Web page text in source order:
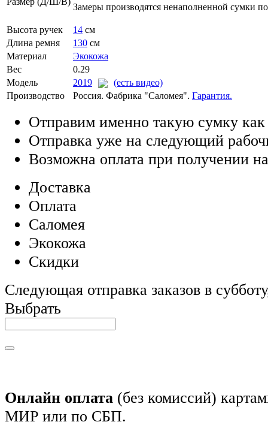
Замеры производятся ненаполненной сумки
Высота ручек 14 см
Длина ремня
130 см
Материал
Экокожа
Вес
0.29
Модель
2019
(есть видео)
Производство
Россия. Фабрика "Саломея". Гарантия.
Отправим именно такую сумку
Отправка уже на следующий
Возможна оплата при получении
Доставка
Оплата
Саломея
Экокожа
Скидки
Следующая отправка заказов в
Выбрать
Онлайн оплата (без комиссий)
МИР или по СБП.